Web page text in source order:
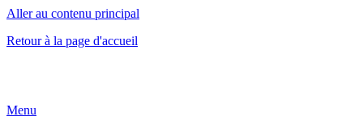
Aller au contenu principal
Retour à la page d'accueil
Menu